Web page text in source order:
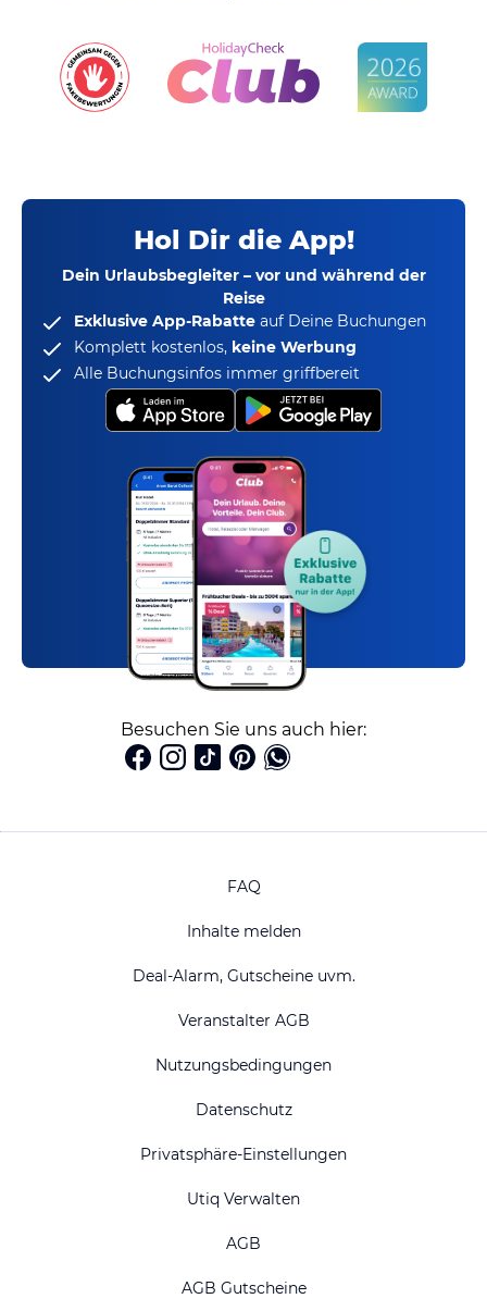
Hol Dir die App!
Dein Urlaubsbegleiter – vor und während der
Reise
Exklusive App-Rabatte auf Deine Buchungen
Komplett kostenlos, keine Werbung
Alle Buchungsinfos immer griffbereit
Besuchen Sie uns auch hier:
FAQ
Inhalte melden
Deal-Alarm, Gutscheine uvm.
Veranstalter AGB
Nutzungsbedingungen
Datenschutz
Privatsphäre-Einstellungen
Utiq Verwalten
AGB
AGB Gutscheine